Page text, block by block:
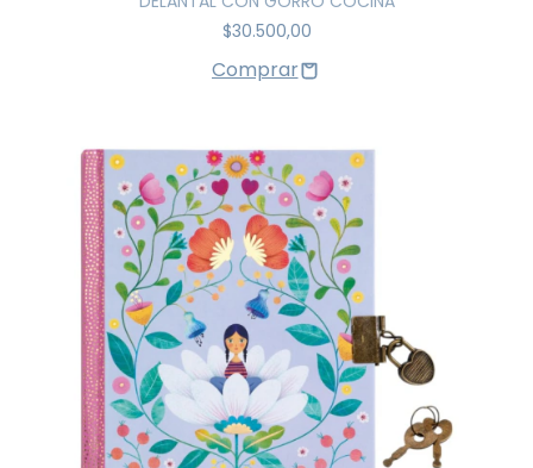
$30.500,00